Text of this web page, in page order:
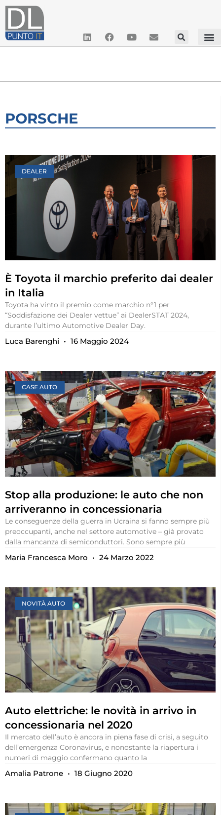
PORSCHE
DEALER
È Toyota il marchio preferito dai dealer
in Italia
Toyota ha vinto il premio come marchio n°1 per
“Soddisfazione dei Dealer vettue” ai DealerSTAT 2024,
durante l’ultimo Automotive Dealer Day.
Luca Barenghi 16 Maggio 2024
CASE AUTO
Stop alla produzione: le auto che non
arriveranno in concessionaria
Le conseguenze della guerra in Ucraina si fanno sempre più
preoccupanti, anche nel settore automotive – già provato
dalla mancanza di semiconduttori. Sono sempre più
Maria Francesca Moro 24 Marzo 2022
NOVITÀ AUTO
Auto elettriche: le novità in arrivo in
concessionaria nel 2020
Il mercato dell’auto è ancora in piena fase di crisi, a seguito
dell’emergenza Coronavirus, e nonostante la riapertura i
numeri di maggio confermano quanto la
Amalia Patrone 18 Giugno 2020